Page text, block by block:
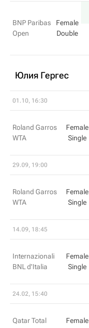
BNP Paribas
Open
Female
Double
Юлия Гергес
01.10, 16:30
Roland Garros
WTA
Female
Single
29.09, 19:00
Roland Garros
WTA
Female
Single
14.09, 18:45
Internazionali
BNL d'Italia
Female
Single
24.02, 15:40
Qatar Total
Female